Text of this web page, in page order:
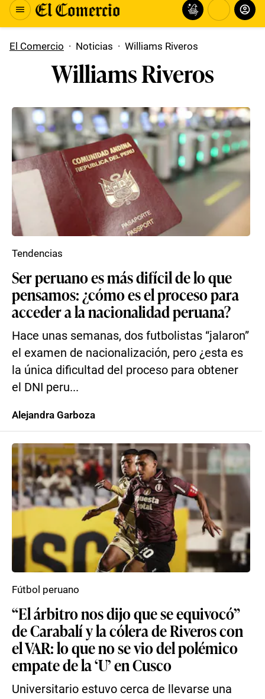
El Comercio · Noticias · Williams Riveros
Williams Riveros
Ser peruano es más difícil de lo que
pensamos: ¿cómo es el proceso para
acceder a la nacionalidad peruana?
Hace unas semanas, dos futbolistas “jalaron”
el examen de nacionalización, pero ¿esta es
la única dificultad del proceso para obtener
el DNI peru...
Tendencias
Alejandra Garboza
“El árbitro nos dijo que se equivocó”
de Carabalí y la cólera de Riveros con
el VAR: lo que no se vio del polémico
empate de la ‘U’ en Cusco
Universitario estuvo cerca de llevarse una
Fútbol peruano